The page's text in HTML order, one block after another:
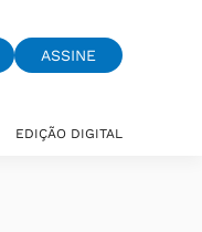
ASSINE
EDIÇÃO DIGITAL